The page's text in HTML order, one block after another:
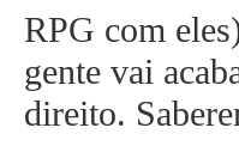
RPG com
gente vai
direito.